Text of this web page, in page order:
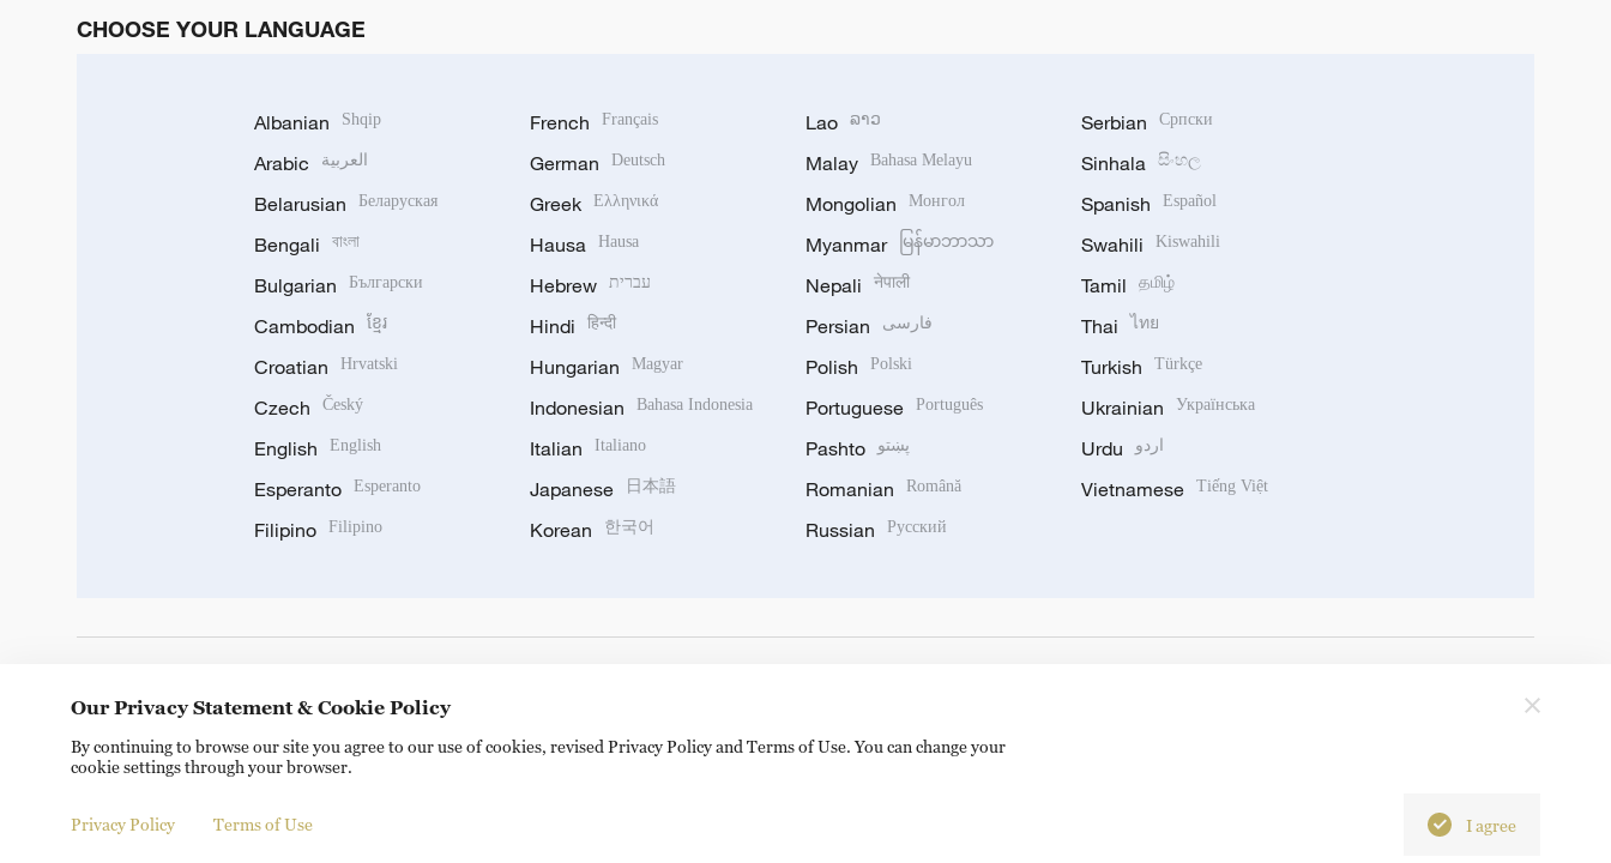
CHOOSE YOUR LANGUAGE
Albanian Shqip
Arabic العربية
Belarusian Беларуская
Bengali বাংলা
Bulgarian Български
Cambodian ខ្មែរ
Croatian Hrvatski
Czech Český
English English
Esperanto Esperanto
Filipino Filipino
French Français
German Deutsch
Greek Ελληνικά
Hausa Hausa
Hebrew עברית
Hindi हिन्दी
Hungarian Magyar
Indonesian Bahasa Indonesia
Italian Italiano
Japanese 日本語
Korean 한국어
Lao ລາວ
Malay Bahasa Melayu
Mongolian Монгол
Myanmar မြန်မာဘာသာ
Nepali नेपाली
Persian فارسی
Polish Polski
Portuguese Português
Pashto پښتو
Romanian Română
Russian Русский
Serbian Српски
Sinhala සිංහල
Spanish Español
Swahili Kiswahili
Tamil தமிழ்
Thai ไทย
Turkish Türkçe
Ukrainian Українська
Urdu اردو
Vietnamese Tiếng Việt
Copyright © 2024 CGTN. 京ICP备20000184号
Our Privacy Statement & Cookie Policy
By continuing to browse our site you agree to our use of cookies, revised Privacy Policy and Terms of Use. You can change your
cookie settings through your browser.
Privacy Policy Terms of Use I agree